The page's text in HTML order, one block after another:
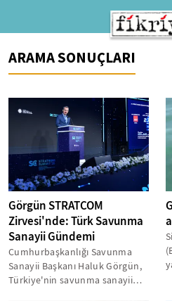
ARAMA SONUÇLARI
Görgün STRATCOM
Zirvesi'nde: Türk Savunma
Sanayii Gündemi
Cumhurbaşkanlığı Savunma
Sanayii Başkanı Haluk Görgün,
Türkiye'nin savunma sanayii